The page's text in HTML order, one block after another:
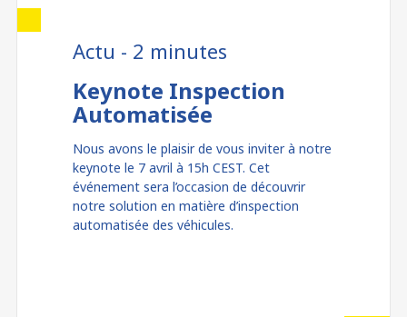
Actu - 2 minutes
Keynote Inspection
Automatisée
Nous avons le plaisir de vous inviter à notre
keynote le 7 avril à 15h CEST. Cet
événement sera l’occasion de découvrir
notre solution en matière d’inspection
automatisée des véhicules.